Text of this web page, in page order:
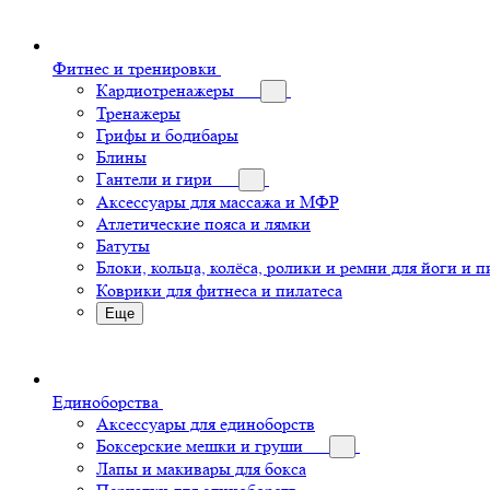
Фитнес и тренировки
Кардиотренажеры
Тренажеры
Грифы и бодибары
Блины
Гантели и гири
Аксессуары для массажа и МФР
Атлетические пояса и лямки
Батуты
Блоки, кольца, колёса, ролики и ремни для йоги и
Коврики для фитнеса и пилатеса
Еще
Единоборства
Аксессуары для единоборств
Боксерские мешки и груши
Лапы и макивары для бокса